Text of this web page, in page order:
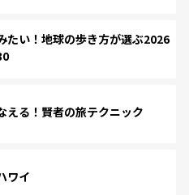
たい！地球の歩き方が選ぶ2026
える！賢者の旅テクニック
ワイ